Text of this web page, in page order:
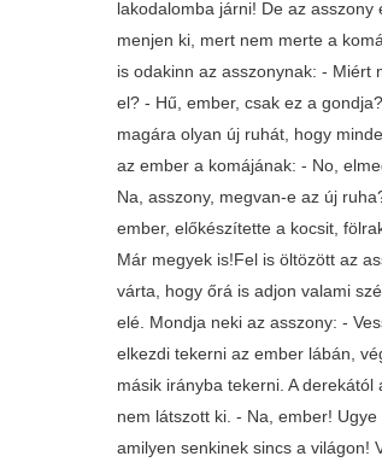
lakodalomba járni! De az
menjen ki, mert nem merte a
is odakinn az asszonynak: - Miért
el? - Hű, ember, csak ez a
magára olyan új ruhát, hogy
az ember a komájának: - No,
Na, asszony, megvan-e az új
ember, előkészítette a kocsit,
Már megyek is!Fel is öltözött az
várta, hogy őrá is adjon valami
elé. Mondja neki az asszony: -
elkezdi tekerni az ember lábán,
másik irányba tekerni. A
nem látszott ki. - Na, ember!
amilyen senkinek sincs a világon!